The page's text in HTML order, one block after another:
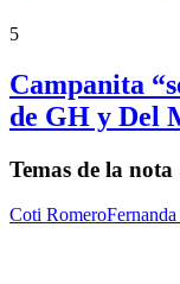
5
Campanita
de GH y Del
Temas de la nota
Coti Romero